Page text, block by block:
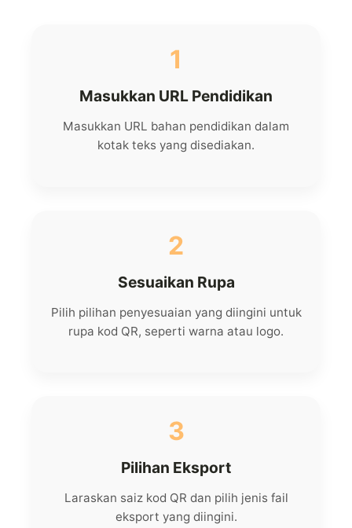
1
Masukkan URL Pendidikan
Masukkan URL bahan pendidikan dalam
kotak teks yang disediakan.
2
Sesuaikan Rupa
Pilih pilihan penyesuaian yang diingini untuk
rupa kod QR, seperti warna atau logo.
3
Pilihan Eksport
Laraskan saiz kod QR dan pilih jenis fail
eksport yang diingini.